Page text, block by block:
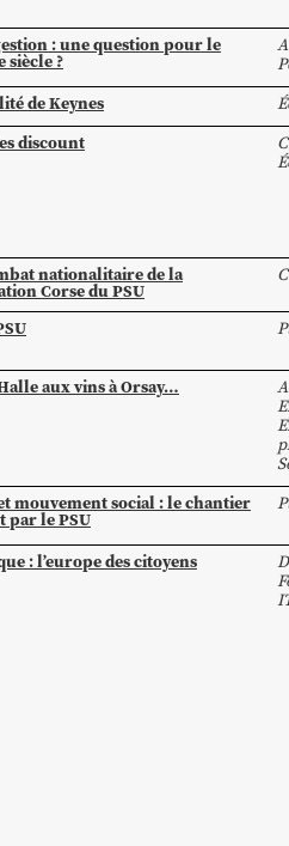
: une question pour le
siècle ?
de Keynes
discount
nationalitaire de la
Corse du PSU
aux vins à Orsay…
mouvement social : le chantier
par le PSU
: l’europe des citoyens